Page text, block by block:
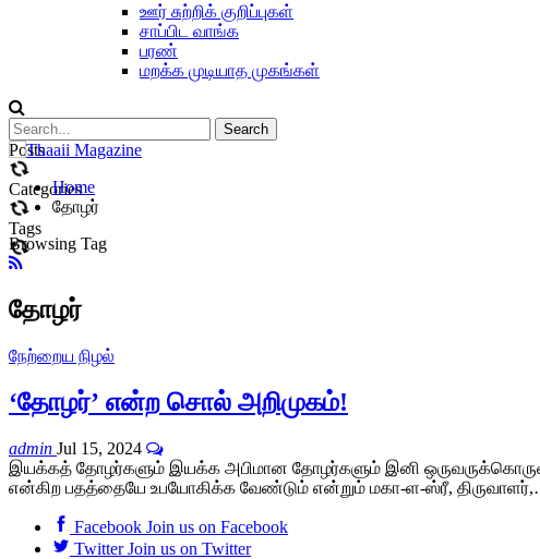
ஊர் சுற்றிக் குறிப்புகள்
சாப்பிட வாங்க
பரண்
மறக்க முடியாத முகங்கள்
Posts
Categories
Tags
Home
தோழர்
Browsing Tag
தோழர்
நேற்றைய நிழல்
‘தோழர்’ என்ற சொல் அறிமுகம்!
admin Jul 15, 2024
இயக்கத் தோழர்களும் இயக்க அபிமான தோழர்களும் இனி
என்கிற பதத்தையே உபயோகிக்க வேண்டும் என்றும் மகா-ள-ஸ்ரீ,
Facebook Join us on Facebook
Twitter Join us on Twitter